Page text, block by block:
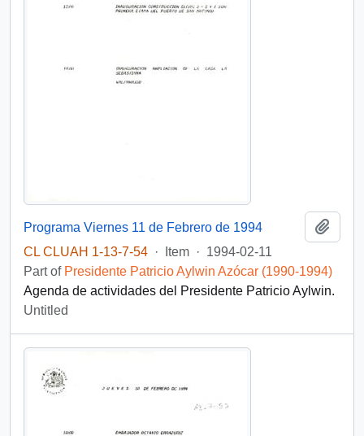
Programa Viernes 11 de Febrero de 1994
CL CLUAH 1-13-7-54 · Item · 1994-02-11
Part of Presidente Patricio Aylwin Azócar (1990-1994)
Agenda de actividades del Presidente Patricio Aylwin.
Untitled